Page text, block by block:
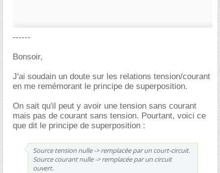
------
Bonsoir,
J'ai soudain un doute sur les relations tension/courant
en me remémorant le principe de superposition.
On sait qu'il peut y avoir une tension sans courant
mais pas de courant sans tension. Pourtant, voici ce
que dit le principe de superposition :
Source tension nulle -> remplacée par un court-circuit.
Source courant nulle -> remplacée par un circuit
ouvert.